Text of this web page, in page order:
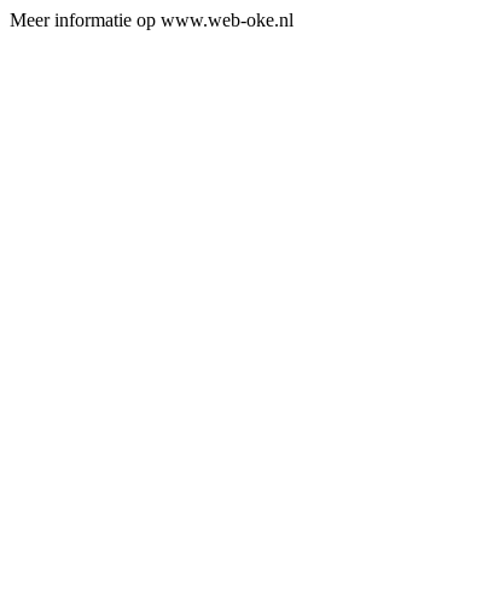
Meer informatie op www.web-oke.nl